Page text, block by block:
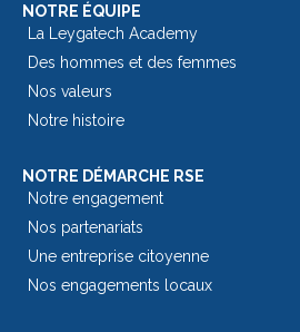
NOTRE ÉQUIPE
La Leygatech Academy
Des hommes et des femmes
Nos valeurs
Notre histoire
NOTRE DÉMARCHE RSE
Notre engagement
Nos partenariats
Une entreprise citoyenne
Nos engagements locaux